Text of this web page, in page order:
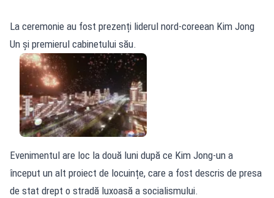
La ceremonie au fost prezenți liderul nord-coreean Kim Jong
Un și premierul cabinetului său.
Evenimentul are loc la două luni după ce Kim Jong-un a
început un alt proiect de locuințe, care a fost descris de presa
de stat drept o stradă luxoasă a socialismului.